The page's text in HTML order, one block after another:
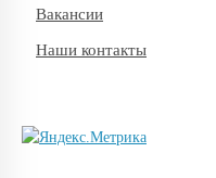
Вакансии
Наши контакты